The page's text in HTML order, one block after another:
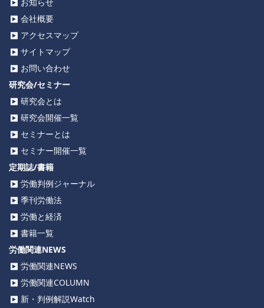
会社概要
アクセスマップ
サイトマップ
お問い合わせ
研究会/セミナー
研究会とは
研究会開催一覧
セミナーとは
セミナー開催一覧
定期誌/書籍
労働判例ジャーナル
季刊労働法
労働と経済
書籍一覧
労働関連NEWS
労働関連NEWS
労働関連COLUMN
新・判例解説Watch